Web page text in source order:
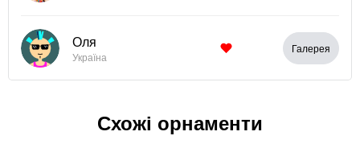
Оля
Україна
Галерея
Схожі орнаменти